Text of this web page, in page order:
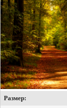
Размер: